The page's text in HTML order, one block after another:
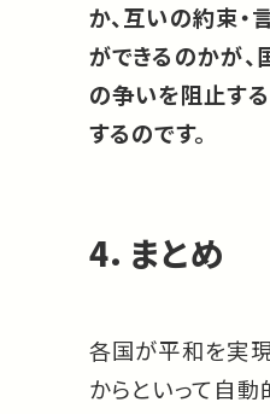
か、互いの約束・
ができるのかが、
の争いを阻止す
するのです。
4．まとめ
各国が平和を実
からといって自